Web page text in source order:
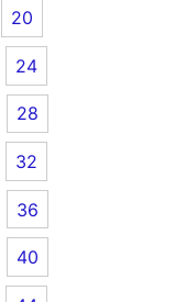
20
24
28
32
36
40